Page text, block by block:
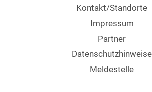
Kontakt/Standorte
Impressum
Partner
Datenschutzhinweise
Meldestelle